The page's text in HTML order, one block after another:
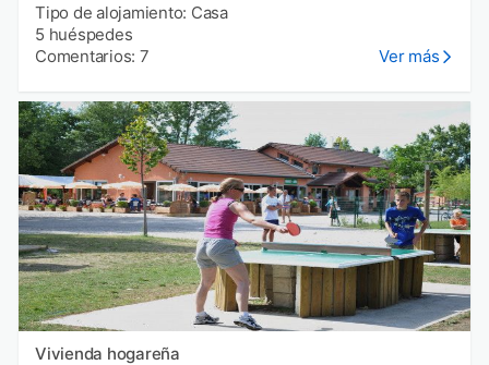
Tipo de alojamiento: Casa
5 huéspedes
Comentarios: 7
Ver más
Vivienda hogareña